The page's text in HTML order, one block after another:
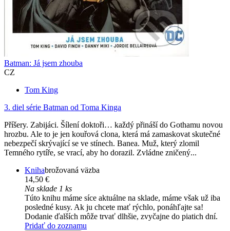
Batman: Já jsem zhouba
CZ
Tom King
3. diel série Batman od Toma Kinga
Příšery. Zabijáci. Šílení doktoři… každý přináší do Gothamu novou
hrozbu. Ale to je jen kouřová clona, která má zamaskovat skutečné
nebezpečí skrývající se ve stínech. Banea. Muž, který zlomil
Temného rytíře, se vrací, aby ho dorazil. Zvládne zničený...
Knihabrožovaná väzba
14,50 €
Na sklade 1 ks
Túto knihu máme síce aktuálne na sklade, máme však už iba
posledné kusy. Ak ju chcete mať rýchlo, ponáhľajte sa!
Dodanie ďalších môže trvať dlhšie, zvyčajne do piatich dní.
Pridať do zoznamu